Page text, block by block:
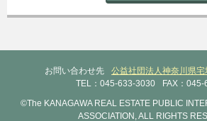
お問い合わせ先
公益社団法人神奈川県
TEL：045-633-3030
FAX：
©The KANAGAWA REAL ESTATE PUBLIC
ASSOCIATION, ALL RIGHTS